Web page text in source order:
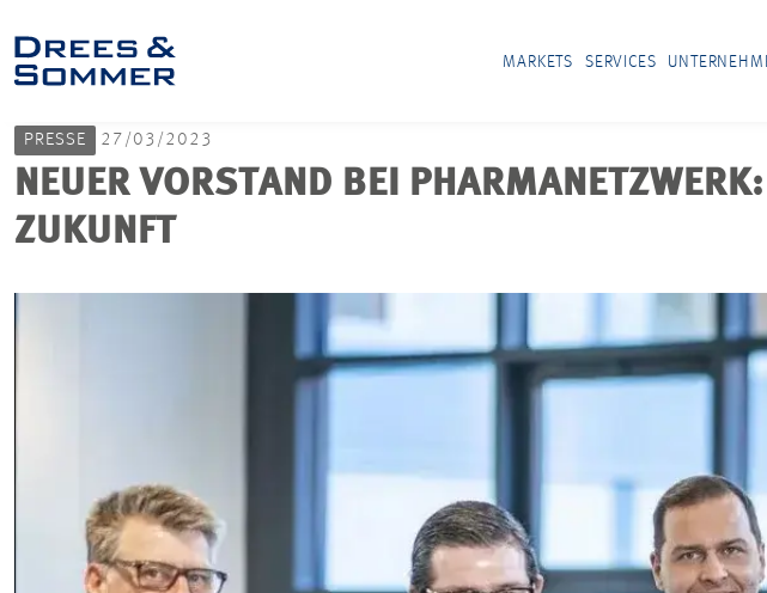
MARKETS SERVICES
PRESSE 27/03/2023
NEUER VORSTAND BEI
ZUKUNFT